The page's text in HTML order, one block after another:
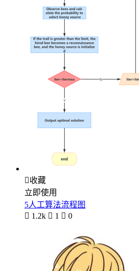
收藏
立即使用
5人工算法流程图
 1.2k  1  0